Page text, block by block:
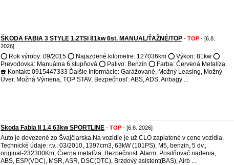
ŠKODA FABIA 3 STYLE 1.2TSI 81kw 6st. MANUAL/ŤAŽNÉ/TOP - TOP - [6.8.
2026]
⭕️ Rok výroby: 09/2015 ⭕️ Najazdené kilometre: 127036km ⭕️ Výkon: 81kw ⭕️
Prevodovka: Manuálna 6 stupňová ⭕️ Palivo: Benzín ⭕️ Farba: Červená Metalíza
☎️ Kontakt: 0915447333 Ďalšie Informácie: Garážované, Možný Leasing, Možný
Úver, Možná Výmena, TOP STAV, Bezpečnosť: ABS, ADS, Airbagy ...
Skoda Fabia II 1.4 63kw SPORTLINE - TOP - [6.8. 2026]
Auto je dovezené zo Švajčiarska.Na vozidle je už CLO zaplatené v cene vozidla.
Technické údaje: r.v.: 03/2010, 1397cm3, 63kW (101PS), M5, benzin, 5 dv.,
original-232300Km, Čierna metalíza. Bezpečnost: Alarm, Posilňovač riadenia,
ABS, ESP(VDC), MSR, ASR, DSC(DTC), Brzdový asistent(BAS), Airb ...